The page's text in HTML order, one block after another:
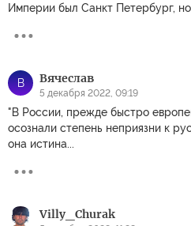
Империи был Санкт Петербург,
В Вячеслав
5 декабря 2022, 09:19
"В России, прежде быстро
осознали степень неприязни к
она истина...
Villy_Churak